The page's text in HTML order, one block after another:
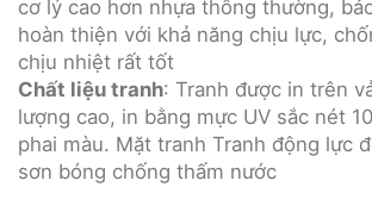
cơ lý cao hơn nhựa thông thường,
hoàn thiện với khả năng chịu lực,
chịu nhiệt rất tốt
Chất liệu tranh: Tranh được in trên
lượng cao, in bằng mực UV sắc nét
phai màu. Mặt tranh Tranh động lực
sơn bóng chống thấm nước